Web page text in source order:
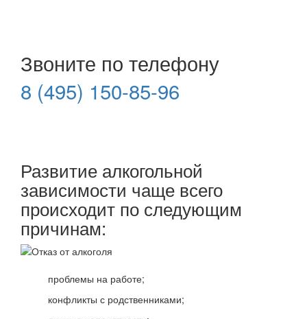
Звоните по телефону
8 (495) 150-85-96
Развитие алкогольной
зависимости чаще всего
происходит по следующим
причинам:
проблемы на работе;
конфликты с родственниками;